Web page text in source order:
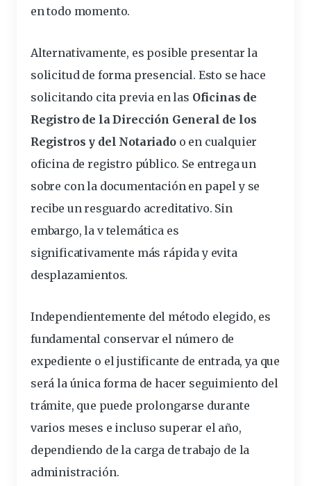
en todo momento.
Alternativamente, es posible presentar la
solicitud de forma presencial. Esto se hace
solicitando cita previa en las Oficinas de
Registro de la Dirección General de los
Registros y del Notariadoo en cualquier
oficina de registro público. Se entrega un
sobre con la documentación en papel y se
recibe un resguardo acreditativo. Sin
embargo, la v telemática es
significativamente más rápida y evita
desplazamientos.
Independientemente del método elegido, es
fundamental conservar el número de
expediente o el justificante de entrada, ya que
será la única forma de hacer seguimiento del
trámite, que puede prolongarse durante
varios meses e incluso superar el año,
dependiendo de la carga de trabajo de la
administración.